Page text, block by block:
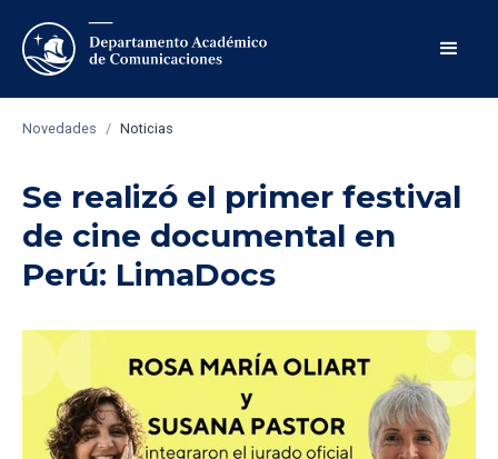
Novedades / Noticias
Se realizó el primer festival
de cine documental en
Perú: LimaDocs